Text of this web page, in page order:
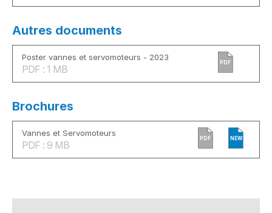
Autres documents
Poster vannes et servomoteurs - 2023
PDF : 1 MB
PDF
Brochures
Vannes et Servomoteurs
PDF : 9 MB
PDF NEW